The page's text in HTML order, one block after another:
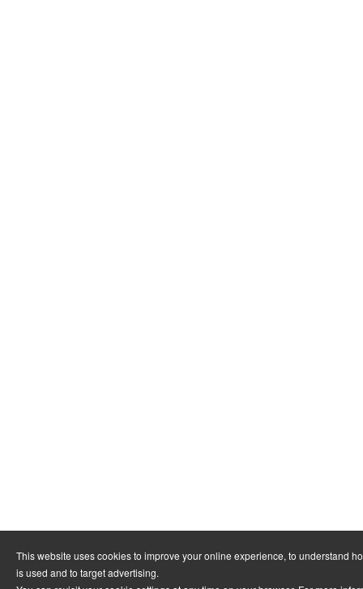
This website uses cookies to improve your online experience, to understand
is used and to target advertising.